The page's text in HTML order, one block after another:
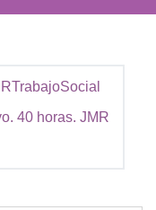
40 horas. JMR